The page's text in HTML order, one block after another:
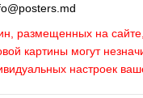
размещенных на
картины могут
настроек